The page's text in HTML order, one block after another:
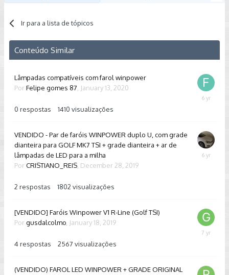
Ir para a lista de tópicos
Conteúdo Similar
Lâmpadas compatíveis com farol winpower
Por Felipe gomes 87 January 13, 2020
0 respostas 1410 visualizações
January
VENDIDO - Par de faróis WINPOWER duplo U, com grade
dianteira para GOLF MK7 TSI + grade dianteira + ar de
lâmpadas de LED para a milha
Por CRISTIANO_REIS December 28, 2019
2 respostas 1802 visualizações
[VENDIDO] Faróis Winpower V1 R-Line (Golf TSI)
Por gusdalcolmo January 18, 2019
4 respostas 2567 visualizações
February
(VENDIDO) FAROL LED WINPOWER + GRADE ORIGINAL